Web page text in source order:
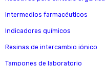
Intermedios farmacéuticos
Indicadores químicos
Resinas de intercambio iónico
Tampones de laboratorio